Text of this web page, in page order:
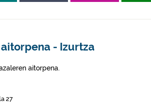
- Izurtza
aitorpena.
27